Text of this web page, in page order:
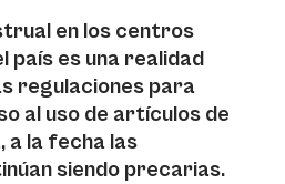
en los centros
país es una realidad
regulaciones para
al uso de artículos de
a la fecha las
siendo precarias.